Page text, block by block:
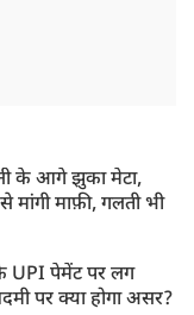
के आगे झुका मेटा,
मांगी माफ़ी, गलती भी
UPI पेमेंट पर लग
पर क्या होगा असर?